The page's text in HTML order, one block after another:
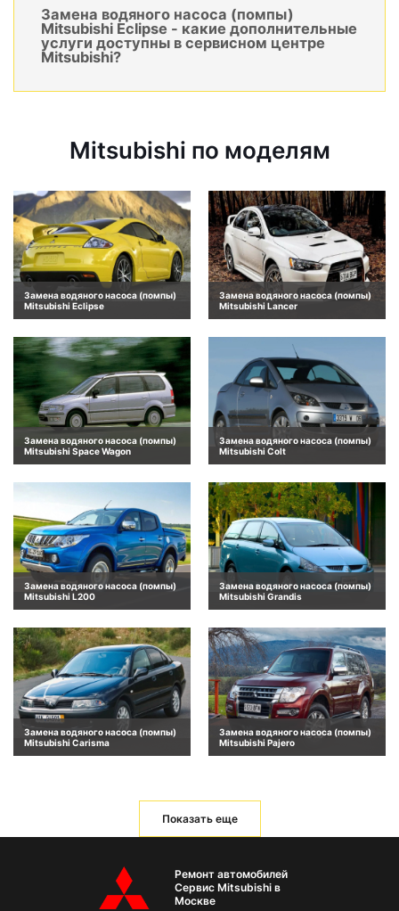
Замена водяного насоса (помпы)
Mitsubishi Eclipse - какие дополнительные
услуги доступны в сервисном центре
Mitsubishi?
Mitsubishi по моделям
Замена водяного насоса (помпы)
Mitsubishi Eclipse
Замена водяного насоса (помпы)
Mitsubishi Lancer
Замена водяного насоса (помпы)
Mitsubishi Space Wagon
Замена водяного насоса (помпы)
Mitsubishi Colt
Замена водяного насоса (помпы)
Mitsubishi L200
Замена водяного насоса (помпы)
Mitsubishi Grandis
Замена водяного насоса (помпы)
Mitsubishi Carisma
Замена водяного насоса (помпы)
Mitsubishi Pajero
Показать еще
Ремонт автомобилей
Сервис Mitsubishi в
Москве